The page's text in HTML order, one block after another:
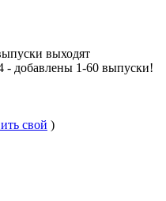
выходят
- добавлены 1-60 выпуски!
свой )